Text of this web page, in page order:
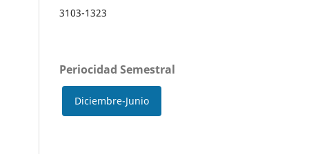
3103-1323
Periocidad Semestral
Diciembre-Junio